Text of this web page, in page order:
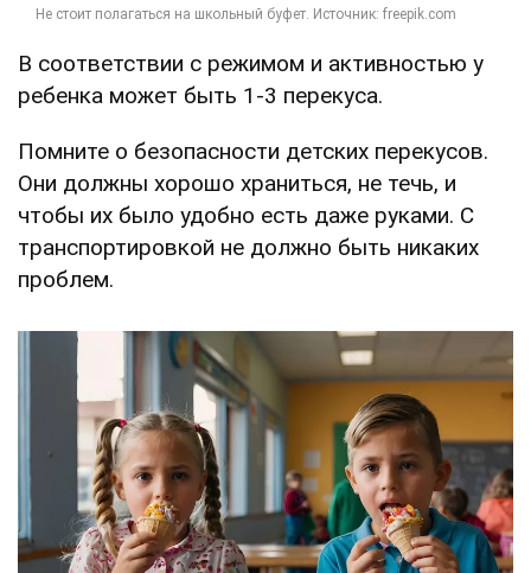
В соответствии с режимом и активностью у
ребенка может быть 1-3 перекуса.
Помните о безопасности детских перекусов.
Они должны хорошо храниться, не течь, и
чтобы их было удобно есть даже руками. С
транспортировкой не должно быть никаких
проблем.